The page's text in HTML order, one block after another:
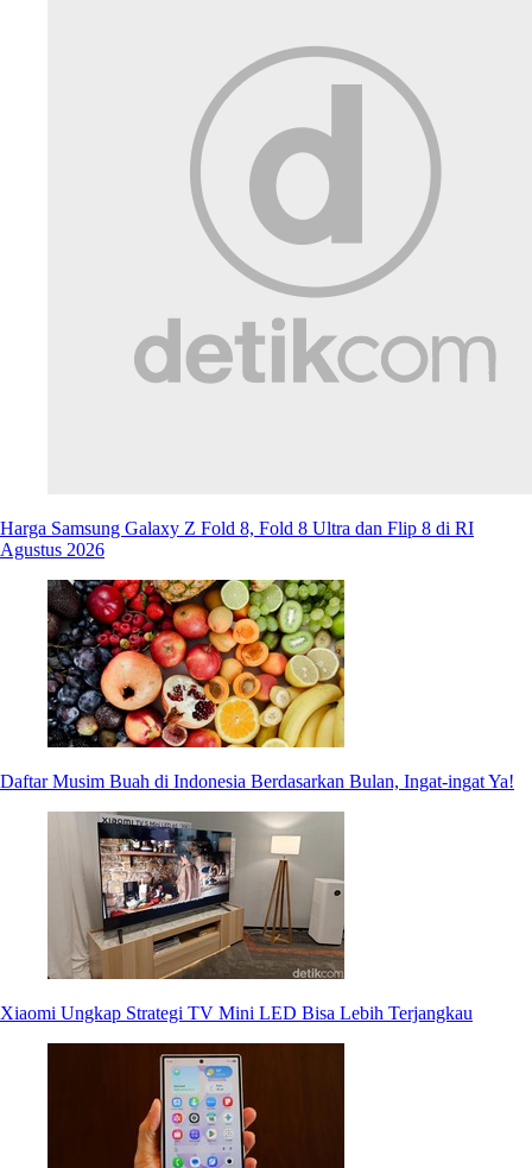
Harga Samsung Galaxy Z Fold 8, Fold 8 Ultra dan Flip 8 di RI
Agustus 2026
Daftar Musim Buah di Indonesia Berdasarkan Bulan, Ingat-ingat Ya!
Xiaomi Ungkap Strategi TV Mini LED Bisa Lebih Terjangkau